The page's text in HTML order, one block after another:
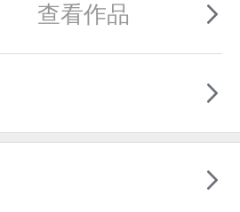
查看作品